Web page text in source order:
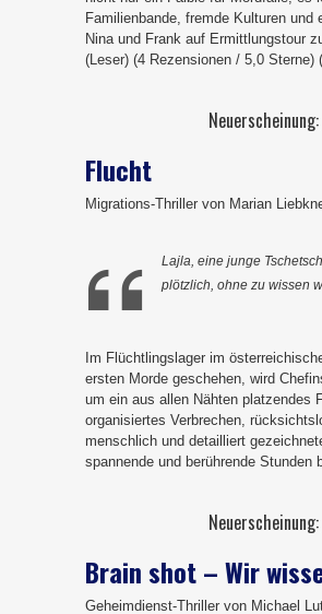
Familienbande, fremde Kulturen und
Nina und Frank auf Ermittlungstour
(Leser) (4 Rezensionen / 5,0 Sterne)
Flucht
Migrations-Thriller von Marian
Lajla, eine junge
plötzlich, ohne zu wissen
Im Flüchtlingslager im
ersten Morde geschehen, wird
um ein aus allen Nähten platzendes
organisiertes Verbrechen,
menschlich und detailliert
spannende und berührende
Brain shot – Wir
Geheimdienst-Thriller von Michael